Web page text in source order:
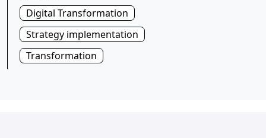
Digital Transformation
Strategy implementation
Transformation